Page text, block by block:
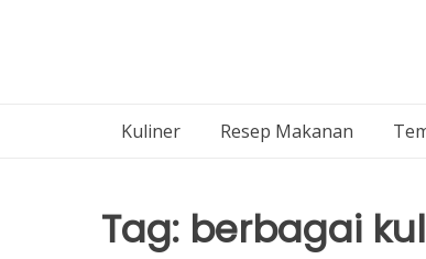
Kuliner Resep Makanan
Tag: berbagai